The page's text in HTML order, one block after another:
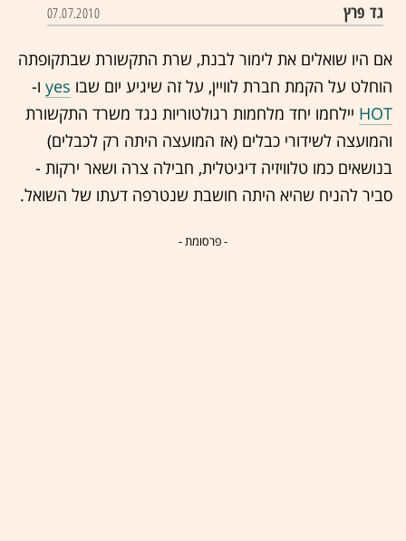
גד פרץ 07.07.2010
אם היו שואלים את לימור לבנת, שרת התקשורת שבתקופתה
הוחלט על הקמת חברת לוויין, על זה שיגיע יום שבו yes ו-
HOT יילחמו יחד מלחמות רגולטוריות נגד משרד התקשורת
והמועצה לשידורי כבלים (אז המועצה היתה רק לכבלים)
בנושאים כמו טלוויזיה דיגיטלית, חבילה צרה ושאר ירקות -
סביר להניח שהיא היתה חושבת שנטרפה דעתו של השואל.
- פרסומת -